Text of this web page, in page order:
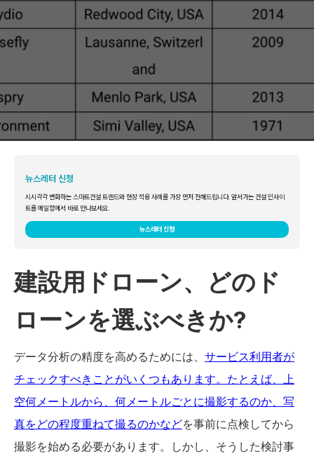
뉴스레터 신청
시시각각 변화하는 스마트건설 트렌드와 현장 적용 사례를 가장 먼저 전해드립니다. 앞서가는 건설 인사이
트를 메일함에서 바로 만나보세요.
뉴스레터 신청
建設用ドローン、どのド
ローンを選ぶべきか?
データ分析の精度を高めるためには、 サービス利用者が
チェックすべきことがいくつもあります。たとえば、上
空何メートルから、何メートルごとに撮影するのか、写
真をどの程度重ねて撮るのかなどを事前に点検してから
撮影を始める必要があります。しかし、そうした検討事